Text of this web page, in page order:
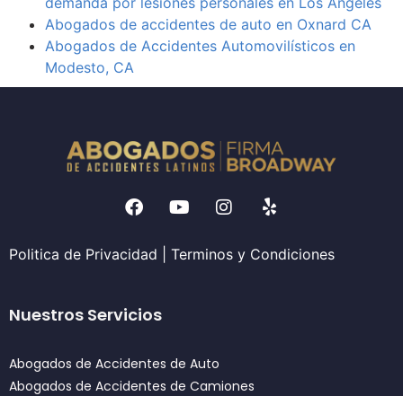
Abogados de accidentes de auto en Oxnard CA
Abogados de Accidentes Automovilísticos en
Modesto, CA
Politica de Privacidad Terminos y Condiciones
Nuestros Servicios
Abogados de Accidentes de Auto
Abogados de Accidentes de Camiones